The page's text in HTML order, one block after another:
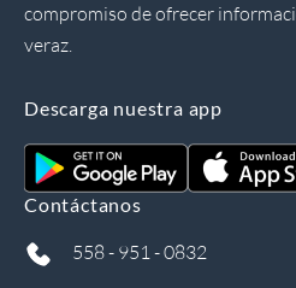
compromiso de ofrecer
veraz.
Descarga nuestra app
Contáctanos
558 - 951 - 0832